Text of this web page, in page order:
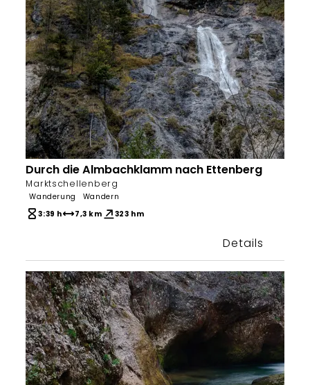
Bergeerlebnis Berchtesgaden
Durch die Almbachklamm nach Ettenberg
Marktschellenberg
Wanderung
Wandern
3:39 h
7,3 km 323 hm
Details